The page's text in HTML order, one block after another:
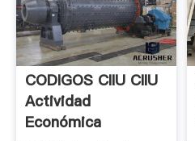
CODIGOS CIIU CIIU
Actividad
Económica